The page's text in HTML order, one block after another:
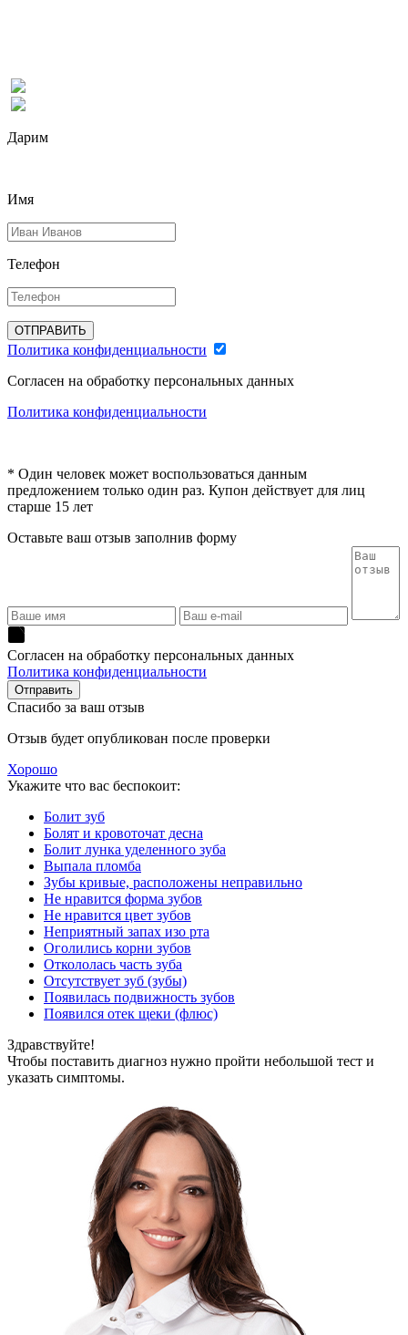
Дарим
Имя
Телефон
ОТПРАВИТЬ
Политика конфиденциальности
Согласен на обработку персональных данных
Политика конфиденциальности
* Один человек может воспользоваться данным
предложением только один раз. Купон действует для лиц
старше 15 лет
Оставьте ваш отзыв заполнив форму
Согласен на обработку персональных данных
Политика конфиденциальности
Спасибо за ваш отзыв
Отзыв будет опубликован после проверки
Хорошо
Укажите что вас беспокоит:
Болит зуб
Болят и кровоточат десна
Болит лунка уделенного зуба
Выпала пломба
Зубы кривые, расположены неправильно
Не нравится форма зубов
Не нравится цвет зубов
Неприятный запах изо рта
Оголились корни зубов
Откололась часть зуба
Отсутствует зуб (зубы)
Появилась подвижность зубов
Появился отек щеки (флюс)
Здравствуйте!
Чтобы поставить диагноз нужно пройти небольшой тест и
указать симптомы.